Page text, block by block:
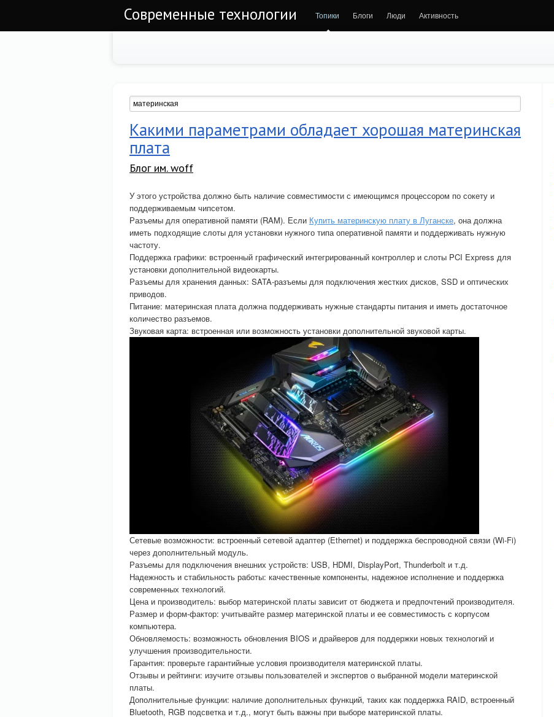
Современные технологии Топики Блоги Люди Активность
Какими параметрами обладает хорошая материнская
плата
Блог им. woff
У этого устройства должно быть наличие совместимости с имеющимся процессором по сокету и
поддерживаемым чипсетом.
Разъемы для оперативной памяти (RAM). Если Купить материнскую плату в Луганске, она должна
иметь подходящие слоты для установки нужного типа оперативной памяти и поддерживать нужную
частоту.
Поддержка графики: встроенный графический интегрированный контроллер и слоты PCI Express для
установки дополнительной видеокарты.
Разъемы для хранения данных: SATA-разъемы для подключения жестких дисков, SSD и оптических
приводов.
Питание: материнская плата должна поддерживать нужные стандарты питания и иметь достаточное
количество разъемов.
Звуковая карта: встроенная или возможность установки дополнительной звуковой карты.
Сетевые возможности: встроенный сетевой адаптер (Ethernet) и поддержка беспроводной связи (Wi-Fi)
через дополнительный модуль.
Разъемы для подключения внешних устройств: USB, HDMI, DisplayPort, Thunderbolt и т.д.
Надежность и стабильность работы: качественные компоненты, надежное исполнение и поддержка
современных технологий.
Цена и производитель: выбор материнской платы зависит от бюджета и предпочтений производителя.
Размер и форм-фактор: учитывайте размер материнской платы и ее совместимость с корпусом
компьютера.
Обновляемость: возможность обновления BIOS и драйверов для поддержки новых технологий и
улучшения производительности.
Гарантия: проверьте гарантийные условия производителя материнской платы.
Отзывы и рейтинги: изучите отзывы пользователей и экспертов о выбранной модели материнской
платы.
Дополнительные функции: наличие дополнительных функций, таких как поддержка RAID, встроенный
Bluetooth, RGB подсветка и т.д., могут быть важны при выборе материнской платы.